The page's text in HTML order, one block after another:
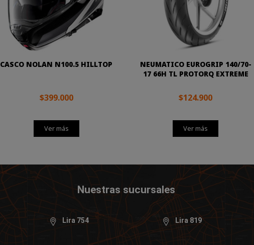
CASCO NOLAN N100.5 HILLTOP
$399.000
Ver más
NEUMATICO EUROGRIP 140/70-
17 66H TL PROTORQ EXTREME
$124.900
Ver más
Nuestras sucursales
Lira 754 Lira 819